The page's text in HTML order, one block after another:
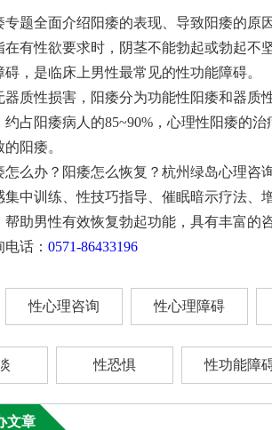
专题全面介绍阳痿的表现、导致阳痿的原
在有性欲要求时，阴茎不能勃起或勃起
碍，是临床上男性最常见的性功能障碍。
器质性损害，阳痿分为功能性阳痿和器质
约占阳痿病人的85~90%，心理性阳痿的
阳痿。
怎么办？阳痿怎么恢复？杭州绿岛心理咨
集中训练、性技巧指导、催眠暗示疗法、
帮助男性有效恢复勃起功能，具有丰富的
话： 0571-86433196
性心理咨询 性心理障碍
性恐惧 性功能障
文章